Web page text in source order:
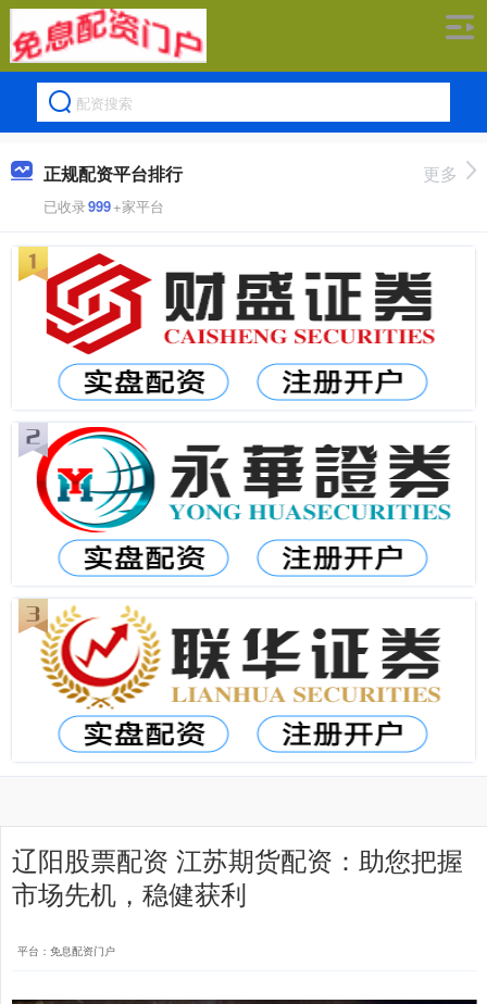
正规配资平台排行
已收录999+家平台
更多
辽阳股票配资 江苏期货配资：助您把握
市场先机，稳健获利
平台：免息配资门户